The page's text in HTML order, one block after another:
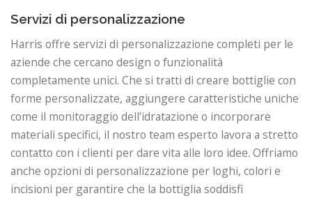
Servizi di personalizzazione
Harris offre servizi di personalizzazione completi per le
aziende che cercano design o funzionalità
completamente unici. Che si tratti di creare bottiglie con
forme personalizzate, aggiungere caratteristiche uniche
come il monitoraggio dell’idratazione o incorporare
materiali specifici, il nostro team esperto lavora a stretto
contatto con i clienti per dare vita alle loro idee. Offriamo
anche opzioni di personalizzazione per loghi, colori e
incisioni per garantire che la bottiglia soddisfi